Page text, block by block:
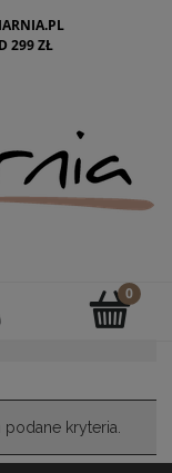
299 ZŁ
kryteria.